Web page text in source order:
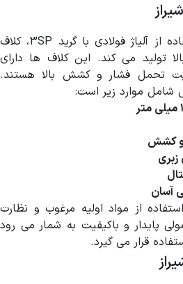
کارخانه فولاد شیراز با استفاده از آلیاژ فولادی با گرید 3SP، کلاف
تولید می کند. این کلاف ها دارای
تحمل فشار و کشش بالا هستند.
موارد زیر است:
و کشش
آسان
از مواد اولیه مرغوب و نظارت
پایدار و باکیفیت به شمار می رود
قرار می گیرد.